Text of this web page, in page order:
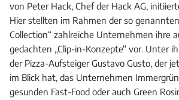
von Peter Hack, Chef der Hack AG,
Hier stellten im Rahmen der so
Collection“ zahlreiche Unternehmen ihre
gedachten „Clip-in-Konzepte“ vor. Unter
der Pizza-Aufsteiger Gustavo Gusto, der
im Blick hat, das Unternehmen
gesunden Fast-Food oder auch Green